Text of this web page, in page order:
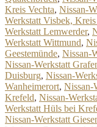
Kreis Vechta, Nissan-
Werkstatt Visbek, Kreis
Werkstatt Lemwerder,
Werkstatt Wittmund,
Geestemünde, Nissan-
Nissan-Werkstatt
Duisburg, Nissan-
Wanheimerort, Nissan-
Krefeld, Nissan-
Werkstatt Hüls bei
Nissan-Werkstatt